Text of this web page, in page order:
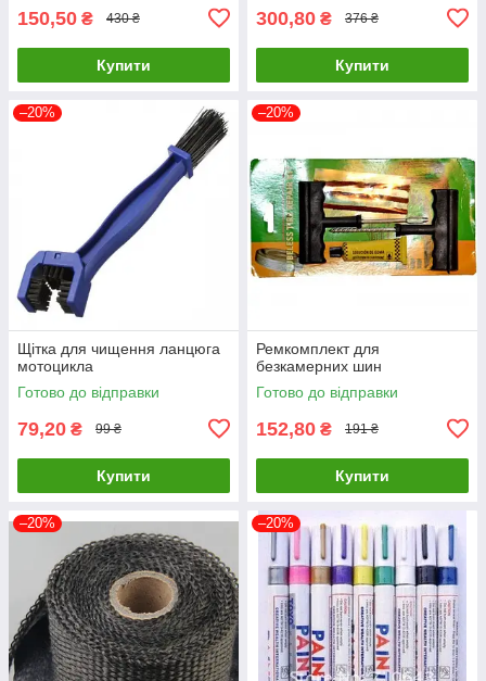
150,50 ₴ 430 ₴
Купити
300,80 ₴ 376 ₴
Купити
–20%
Щітка для чищення ланцюга
мотоцикла
Готово до відправки
79,20 ₴ 99 ₴
Купити
–20%
Ремкомплект для
безкамерних шин
Готово до відправки
152,80 ₴ 191 ₴
Купити
–20% –20%